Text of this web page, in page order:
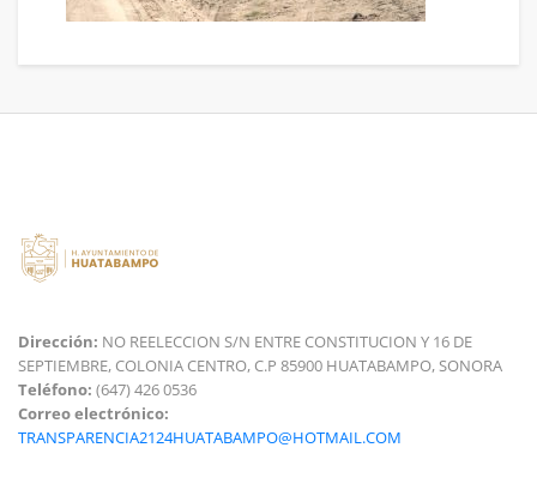
Dirección: NO REELECCION S/N ENTRE CONSTITUCION Y 16 DE
SEPTIEMBRE, COLONIA CENTRO, C.P 85900 HUATABAMPO, SONORA
Teléfono: (647) 426 0536
Correo electrónico:
TRANSPARENCIA2124HUATABAMPO@HOTMAIL.COM